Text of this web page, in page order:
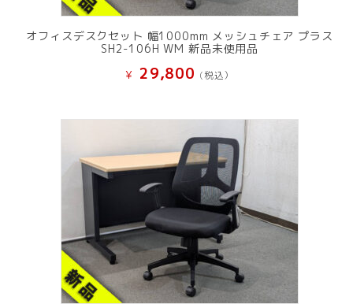
オフィスデスクセット 幅1000mm メッシュチェア プラス
SH2-106H WM 新品未使用品
¥ 29,800 (税込）